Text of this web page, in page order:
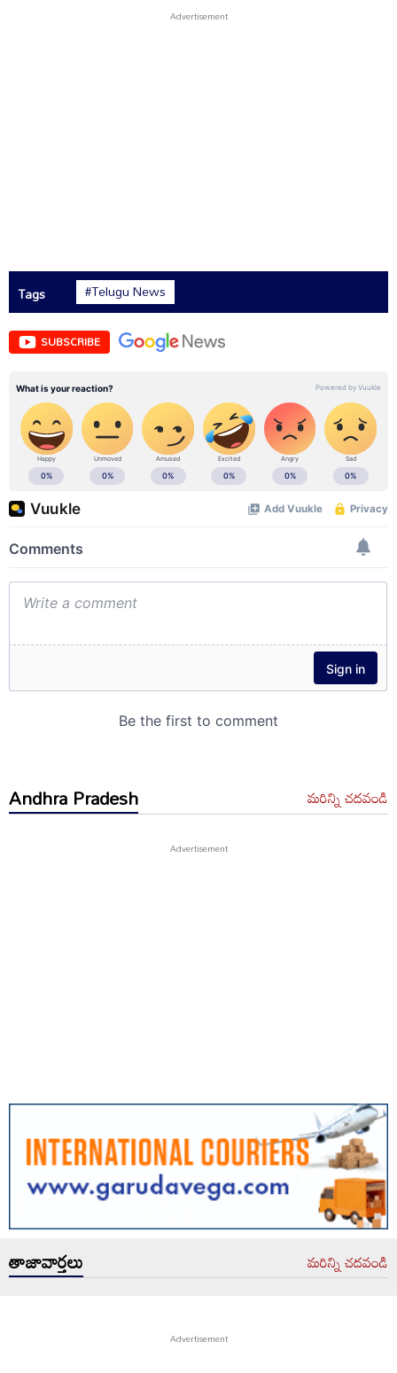
Tags #Telugu News
SUBSCRIBE
Andhra Pradesh మరిన్ని చదవండి
తాజావార్తలు మరిన్ని చదవండి